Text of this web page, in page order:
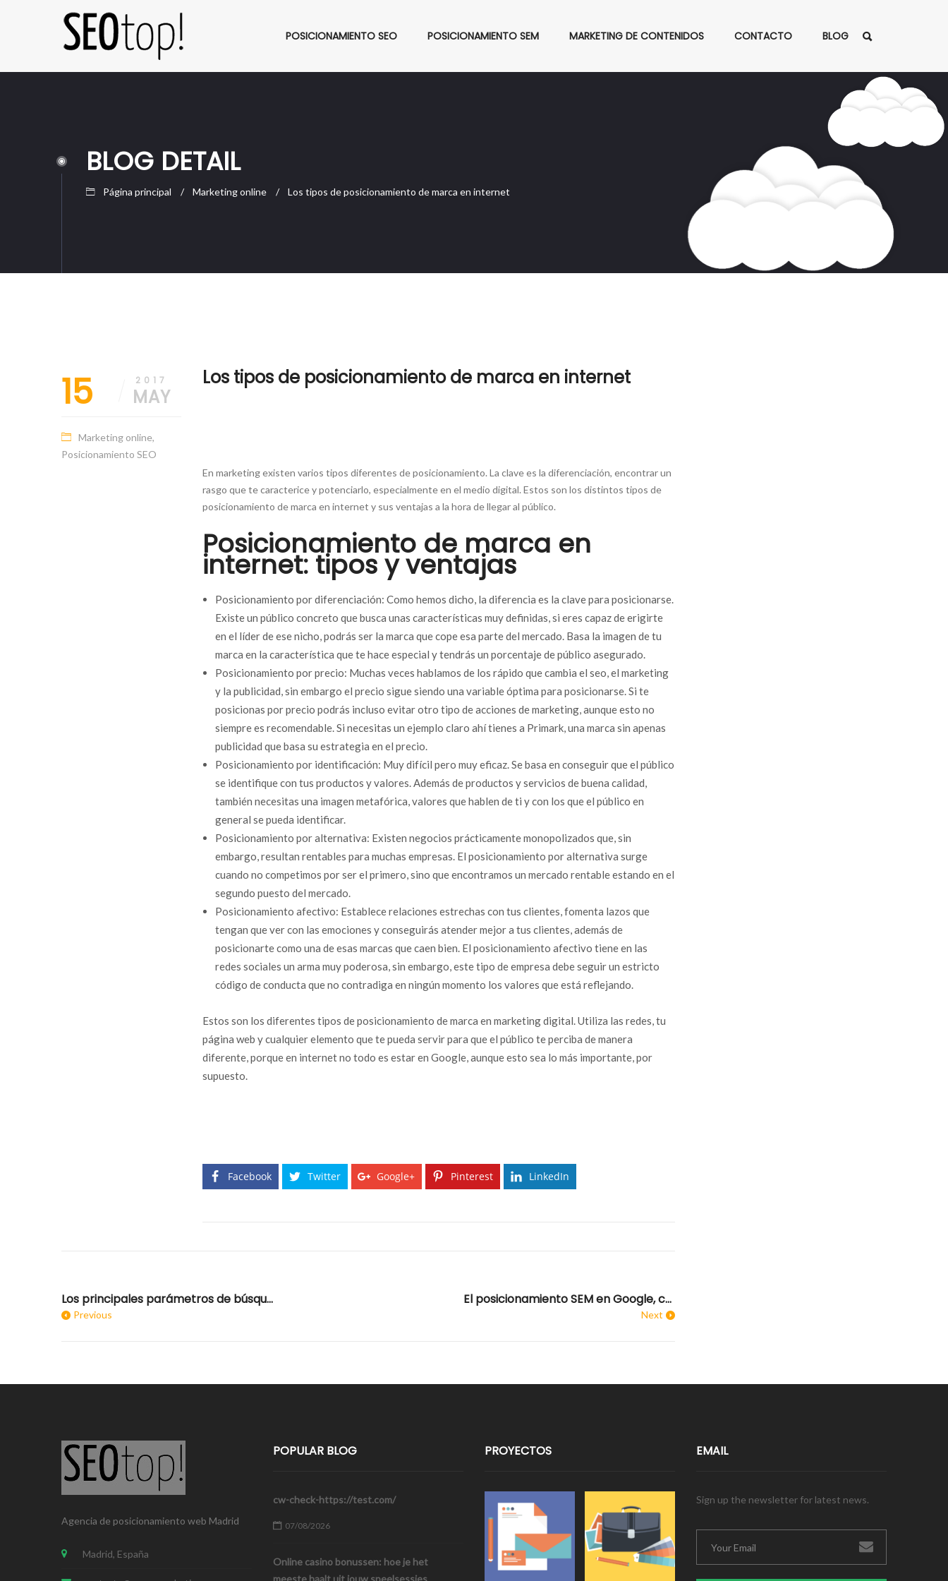
POSICIONAMIENTO SEO POSICIONAMIENTO SEM MARKETING DE CONTENIDOS CONTACTO BLOG
BLOG DETAIL
Página principal Marketing online Los tipos de posicionamiento de marca en internet
Posicionamiento
Web
15 2017
MAY
Marketing online,
Posicionamiento SEO
Los tipos de posicionamiento de marca en internet
En marketing existen varios tipos diferentes de posicionamiento. La clave es la diferenciación, encontrar un
rasgo que te caracterice y potenciarlo, especialmente en el medio digital. Estos son los distintos tipos de
posicionamiento de marca en internet y sus ventajas a la hora de llegar al público.
Posicionamiento de marca en
internet: tipos y ventajas
Posicionamiento por diferenciación: Como hemos dicho, la diferencia es la clave para posicionarse.
Existe un público concreto que busca unas características muy definidas, si eres capaz de erigirte
en el líder de ese nicho, podrás ser la marca que cope esa parte del mercado. Basa la imagen de tu
marca en la característica que te hace especial y tendrás un porcentaje de público asegurado.
Posicionamiento por precio: Muchas veces hablamos de los rápido que cambia el seo, el marketing
y la publicidad, sin embargo el precio sigue siendo una variable óptima para posicionarse. Si te
posicionas por precio podrás incluso evitar otro tipo de acciones de marketing, aunque esto no
siempre es recomendable. Si necesitas un ejemplo claro ahí tienes a Primark, una marca sin apenas
publicidad que basa su estrategia en el precio.
Posicionamiento por identificación: Muy difícil pero muy eficaz. Se basa en conseguir que el público
se identifique con tus productos y valores. Además de productos y servicios de buena calidad,
también necesitas una imagen metafórica, valores que hablen de ti y con los que el público en
general se pueda identificar.
Posicionamiento por alternativa: Existen negocios prácticamente monopolizados que, sin
embargo, resultan rentables para muchas empresas. El posicionamiento por alternativa surge
cuando no competimos por ser el primero, sino que encontramos un mercado rentable estando en el
segundo puesto del mercado.
Posicionamiento afectivo: Establece relaciones estrechas con tus clientes, fomenta lazos que
tengan que ver con las emociones y conseguirás atender mejor a tus clientes, además de
posicionarte como una de esas marcas que caen bien. El posicionamiento afectivo tiene en las
redes sociales un arma muy poderosa, sin embargo, este tipo de empresa debe seguir un estricto
código de conducta que no contradiga en ningún momento los valores que está reflejando.
Estos son los diferentes tipos de posicionamiento de marca en marketing digital. Utiliza las redes, tu
página web y cualquier elemento que te pueda servir para que el público te perciba de manera
diferente, porque en internet no todo es estar en Google, aunque esto sea lo más importante, por
supuesto.
Facebook Twitter Google+ Pinterest LinkedIn
Los principales parámetros de búsqueda en Google
Previous
El posicionamiento SEM en Google, campañas Google AdWords
Next
Agencia de posicionamiento web Madrid
Madrid, España
POPULAR BLOG
cw-check-https://test.com/
07/08/2026
Online casino bonussen: hoe je het
meeste haalt uit jouw speelsessies
PROYECTOS EMAIL
Sign up the newsletter for latest news.